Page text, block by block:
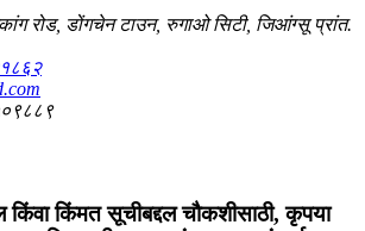
रोड, डोंगचेन टाउन, रुगाओ सिटी, जिआंग्सू प्रांत.
किंवा किंमत सूचीबद्दल चौकशीसाठी, कृपया